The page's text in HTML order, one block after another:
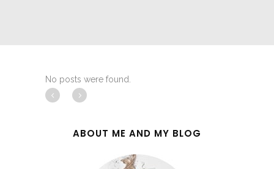
No posts were found.
ABOUT ME AND MY BLOG